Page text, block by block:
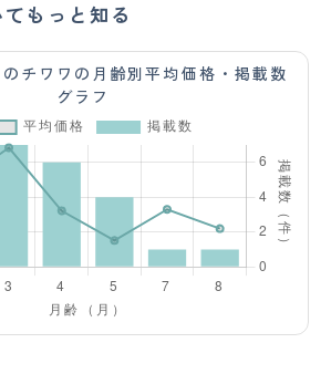
もっと知る
チワワの月齢別平均価格・掲載数
グラフ